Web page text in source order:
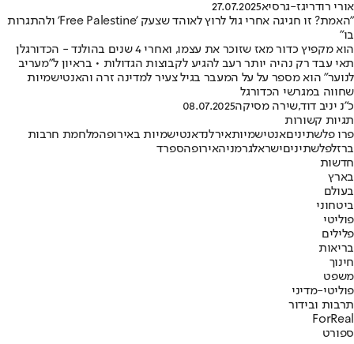
אורי רודריגז-גרסיא27.07.2025
"האמת? זו חגיגה אחרי גול לרוץ לאוהד שצעק 'Free Palestine' ולהתגרות
בו"
הוא מקפיץ כדור מאז שזוכר את עצמו, ואחרי 4 שנים בהולנד - הכדורגלן
תאי עבד רק נהיה יותר רעב להגיע לקבוצות הגדולות • בראיון ל"מעריב
לנוער" הוא מספר על על המעבר בגיל צעיר למדינה זרה והאנטישמיות
שחווה במגרשי הכדורגל
כ״נ יניב דוד,שירה מסיקה08.07.2025
תגיות קשורות
פרו פלשתיניםאנטישמיותאירלנדאנטישמיות באירופהמלחמת חרבות
ברזלפלשתיניםישראלגרמניהאירופהספרד
חדשות
בארץ
בעולם
ביטחוני
פוליטי
פלילים
בריאות
חינוך
משפט
פוליטי-מדיני
תרבות ובידור
ForReal
ספורט